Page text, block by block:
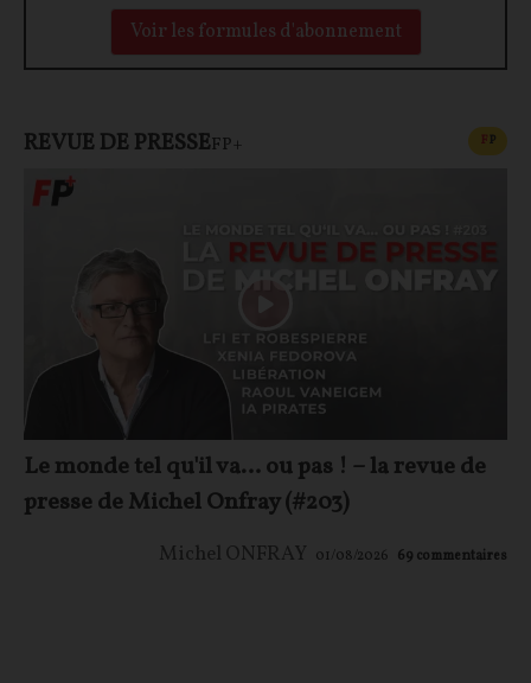
Voir les formules d'abonnement
REVUE DE PRESSEFP+ FP
Le monde tel qu'il va… ou pas ! – la revue de
presse de Michel Onfray (#203)
Michel ONFRAY 01/08/2026 69 commentaires